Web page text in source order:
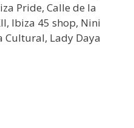
Pride, Calle de la
Ibiza 45 shop, Nini
Cultural, Lady Daya